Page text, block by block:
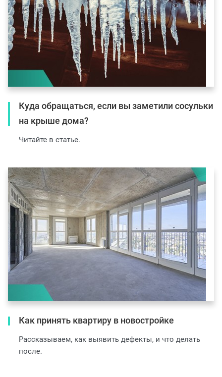
Куда обращаться, если вы заметили сосульки
на крыше дома?
Читайте в статье.
Как принять квартиру в новостройке
Рассказываем, как выявить дефекты, и что делать
после.